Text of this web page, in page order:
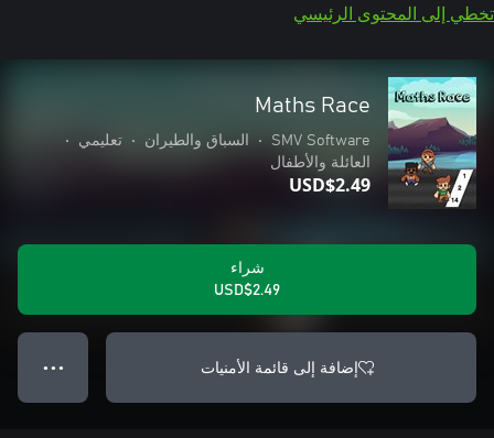
تخطي إلى المحتوى الرئيسي
Maths Race
SMV Software
• السباق والطيران • تعليمي
•
العائلة والأطفال
USD$2.49
شراء
USD$2.49
إضافة إلى قائمة الأمنيات ● ● ●